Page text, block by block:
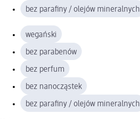
bez parafiny / olejów mineralnych
wegański
bez parabenów
bez perfum
bez nanocząstek
bez parafiny / olejów mineralnych